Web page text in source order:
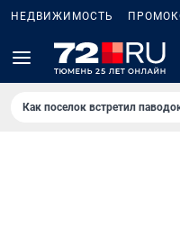
НЕДВИЖИМОСТЬ
Как поселок встретил